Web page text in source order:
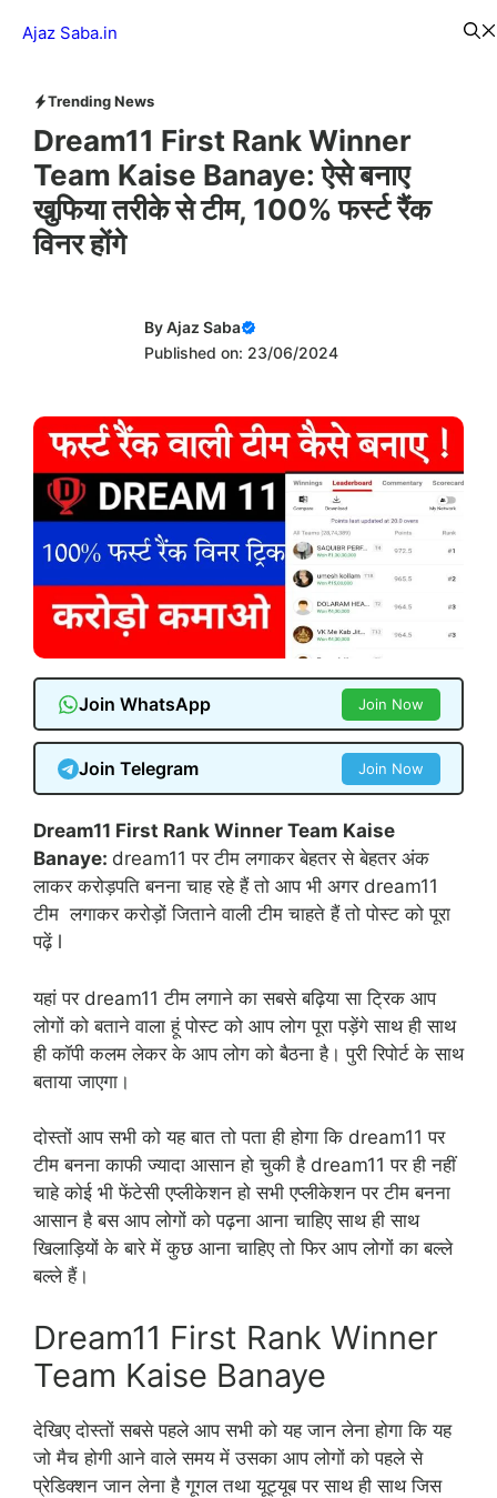
Ajaz Saba.in
Trending News
Dream11 First Rank Winner
Team Kaise Banaye: ऐसे बनाए
खुफिया तरीके से टीम, 100% फर्स्ट रैंक
विनर होंगे
ByAjaz Saba
Published on: 23/06/2024
Join WhatsApp Join Now
Join Telegram Join Now
Dream11 First Rank Winner Team Kaise
Banaye: dream11 पर टीम लगाकर बेहतर से बेहतर अंक
लाकर करोड़पति बनना चाह रहे हैं तो आप भी अगर dream11
टीम लगाकर करोड़ों जिताने वाली टीम चाहते हैं तो पोस्ट को पूरा
पढ़ें l
यहां पर dream11 टीम लगाने का सबसे बढ़िया सा ट्रिक आप
लोगों को बताने वाला हूं पोस्ट को आप लोग पूरा पड़ेंगे साथ ही साथ
ही कॉपी कलम लेकर के आप लोग को बैठना है। पुरी रिपोर्ट के साथ
बताया जाएगा।
दोस्तों आप सभी को यह बात तो पता ही होगा कि dream11 पर
टीम बनना काफी ज्यादा आसान हो चुकी है dream11 पर ही नहीं
चाहे कोई भी फेंटेसी एप्लीकेशन हो सभी एप्लीकेशन पर टीम बनना
आसान है बस आप लोगों को पढ़ना आना चाहिए साथ ही साथ
खिलाड़ियों के बारे में कुछ आना चाहिए तो फिर आप लोगों का बल्ले
बल्ले हैं।
Dream11 First Rank Winner
Team Kaise Banaye
देखिए दोस्तों सबसे पहले आप सभी को यह जान लेना होगा कि यह
जो मैच होगी आने वाले समय में उसका आप लोगों को पहले से
प्रेडिक्शन जान लेना है गूगल तथा यूट्यूब पर साथ ही साथ जिस